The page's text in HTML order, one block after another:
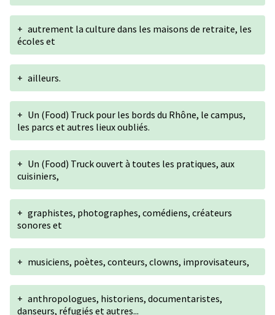
+ autrement la culture dans les maisons de retraite, les
écoles et
+ ailleurs.
+ Un (Food) Truck pour les bords du Rhône, le campus,
les parcs et autres lieux oubliés.
+ Un (Food) Truck ouvert à toutes les pratiques, aux
cuisiniers,
+ graphistes, photographes, comédiens, créateurs
sonores et
+ musiciens, poètes, conteurs, clowns, improvisateurs,
+ anthropologues, historiens, documentaristes,
danseurs, réfugiés et autres...